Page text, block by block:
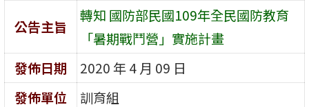
公告主旨
轉知 國防部民國109年全民國防教育
「暑期戰鬥營」實施計畫
發佈日期
2020 年 4 月 09 日
發佈單位
訓育組